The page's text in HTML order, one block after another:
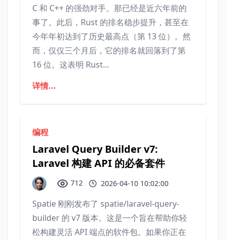
C 和 C++ 的强劲对手。那已经是近六年前的
事了。此后，Rust 的排名稳步提升，甚至在
今年年初达到了历史最高点（第 13 位）。然
而，仅仅三个月后，它的排名就回落到了第
16 位。这表明 Rust...
详情...
编程
Laravel Query Builder v7:
Laravel 构建 API 的必备套件
712 2026-04-10 10:02:00
Spatie 刚刚发布了 spatie/laravel-query-
builder 的 v7 版本。这是一个旨在帮助你轻
松构建灵活 API 端点的软件包。如果你正在